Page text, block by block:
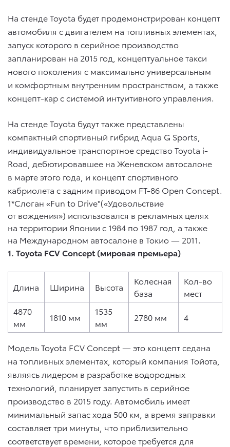
На стенде Toyota будет продемонстрирован концепт
автомобиля с двигателем на топливных элементах,
запуск которого в серийное производство
запланирован на 2015 год, концептуальное такси
нового поколения с максимально универсальным
и комфортным внутренним пространством, а также
концепт-кар с системой интуитивного управления.
На стенде Toyota будут также представлены
компактный спортивный гибрид Aqua G Sports,
индивидуальное транспортное средство Toyota i-
Road, дебютировавшее на Женевском автосалоне
в марте этого года, и концепт спортивного
кабриолета с задним приводом FT-86 Open Concept.
1*Слоган «Fun to Drive"(«Удовольствие
от вождения») использовался в рекламных целях
на территории Японии с 1984 по 1987 год, а также
на Международном автосалоне в Токио — 2011.
1. Toyota FCV Concept (мировая премьера)
Длина Ширина Высота
Колесная
база
Кол-во
мест
4870
мм
1810 мм
1535
мм
2780 мм 4
Модель Toyota FCV Concept — это концепт седана
на топливных элементах, который компания Тойота,
являясь лидером в разработке водородных
технологий, планирует запустить в серийное
производство в 2015 году. Автомобиль имеет
минимальный запас хода 500 км, а время заправки
составляет три минуты, что приблизительно
соответствует времени, которое требуется для